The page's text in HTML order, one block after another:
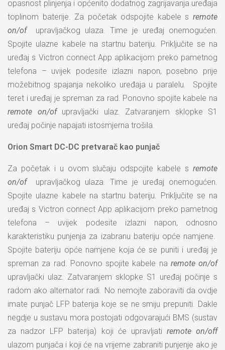
opasnost plinjenja i općenito dodatnog zagrijavanja uređaja
toplinom baterije. Za početak odspojite kabele s remote
on/of
upravljačkog ulaza. Time je uređaj onemogućen.
Spojite ulazne kabele na startnu bateriju. Priključite se na
uređaj s Victron connect App aplikacijom preko pametnog
telefona – uvijek podesite izlazni napon, posebno prije
možebitnog spajanja nekoliko uređaja u paralelu. Spojite
teret i uređaj je spreman za rad. Ponovno spojite kabele na
remote on/of upravljački ulaz. Zatvaranjem sklopke S1
uređaj počinje napajati istosmjerna trošila.
Orion Smart DC-DC pretvarač kao punjač
Za početak i u ovom slučaju odspojite kabele s remote
on/of
upravljačkog ulaza. Time je uređaj onemogućen.
Spojite ulazne kabele na startnu bateriju. Priključite se na
uređaj s Victron connect App aplikacijom preko pametnog
telefona – uvijek podesite izlazni napon, odnosno
karakteristiku punjenja za izabranu bateriju opće namjene.
Spojite bateriju opće namjene koja će se puniti i uređaj je
spreman za rad. Ponovno spojite kabele na remote on/of
upravljački ulaz. Zatvaranjem sklopke S1 uređaj počinje s
radom ako alternator radi. No nemojte zaboraviti da ovdje
imate punjač LFP baterija koje se ne smiju prepuniti. Dakle
negdje u sustavu mora postojati odgovarajući BMS (sustav
za nadzor LFP baterija) koji će upravljati remote on/off
ulazom punjača i koji će na vrijeme zabraniti punjenje ako je